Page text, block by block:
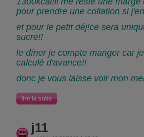
pour prendre une collation si
et pour le petit déj!ce sera
sucre!!
le dîner je compte manger car
calculé d'avance!!
donc je vous laisse voir mon
lire la suite
j11